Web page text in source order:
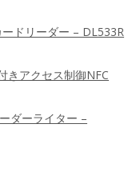
ドリーダー – DL533R
きアクセス制御NFC
ダーライター –